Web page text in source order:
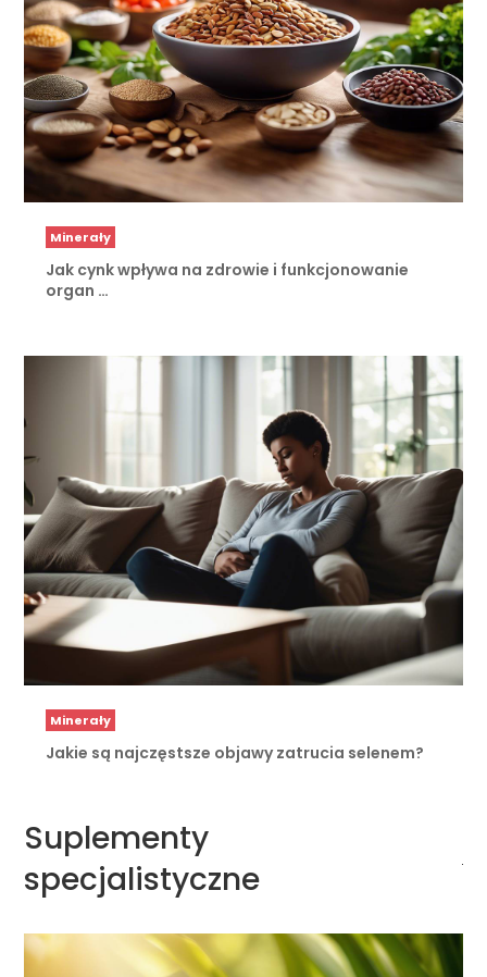
Minerały
Jak cynk wpływa na zdrowie i funkcjonowanie
organ …
Minerały
Jakie są najczęstsze objawy zatrucia selenem?
Suplementy
specjalistyczne